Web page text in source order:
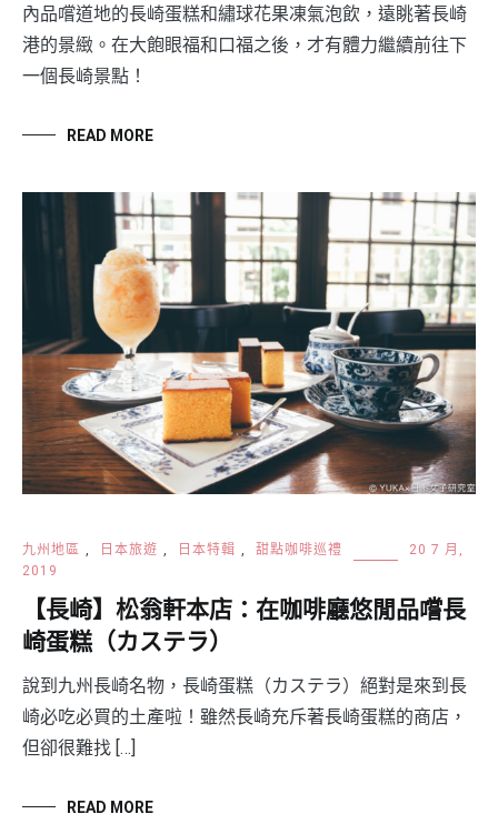
內品嚐道地的長崎蛋糕和繡球花果凍氣泡飲，遠眺著長崎
港的景緻。在大飽眼福和口福之後，才有體力繼續前往下
一個長崎景點！
READ MORE
九州地區 , 日本旅遊 , 日本特輯 , 甜點咖啡巡禮
20 7 月,
2019
【長崎】松翁軒本店：在咖啡廳悠閒品嚐長
崎蛋糕（カステラ）
說到九州長崎名物，長崎蛋糕（カステラ）絕對是來到長
崎必吃必買的土產啦！雖然長崎充斥著長崎蛋糕的商店，
但卻很難找 […]
READ MORE